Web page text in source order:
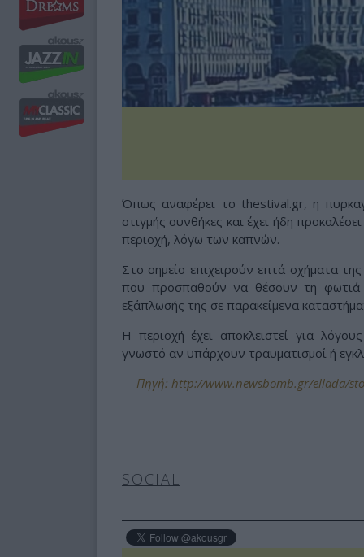
Όπως αναφέρει το thestival.gr, η
στιγμής συνθήκες και έχει ήδη
περιοχή, λόγω των καπνών.
Στο σημείο επιχειρούν επτά οχήματα
που προσπαθούν να θέσουν τη φωτιά
εξάπλωσής της σε παρακείμενα
Η περιοχή έχει αποκλειστεί για
γνωστό αν υπάρχουν τραυματισμοί ή
Πηγή: http://www.newsbomb.gr/ellada/
SOCIAL